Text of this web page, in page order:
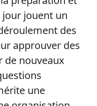
jour jouent un
des
approuver des
de nouveaux
une